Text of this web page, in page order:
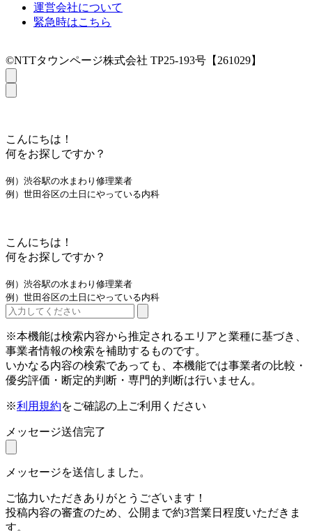
運営会社について
緊急時はこちら
©NTTタウンページ株式会社 TP25-193号【261029】
こんにちは！
何をお探しですか？
例）渋谷駅の水まわり修理業者
例）世田谷区の土日にやっている内科
こんにちは！
何をお探しですか？
例）渋谷駅の水まわり修理業者
例）世田谷区の土日にやっている内科
※本機能は検索内容から推定されるエリアと業種に基づき、
事業者情報の検索を補助するものです。
いかなる内容の検索であっても、本機能では事業者の比較・
優劣評価・断定的判断・専門的判断は行いません。
※利用規約をご確認の上ご利用ください
メッセージ送信完了
メッセージを送信しました。
ご協力いただきありがとうございます！
投稿内容の審査のため、公開まで約3営業日程度いただきま
す。